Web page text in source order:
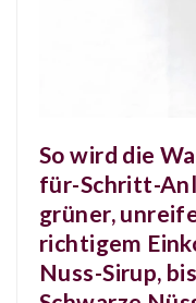
So wird die
für-Schritt-
grüner,
richtigem
Nuss-Sirup,